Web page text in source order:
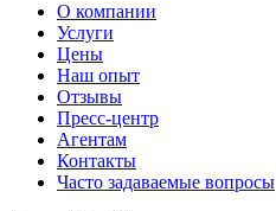
О компании
Услуги
Цены
Наш опыт
Отзывы
Пресс-центр
Агентам
Контакты
Часто задаваемые вопросы